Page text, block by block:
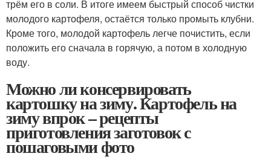
трём его в соли. В итоге имеем быстрый способ чистки
молодого картофеля, остаётся только промыть клубни.
Кроме того, молодой картофель легче почистить, если
положить его сначала в горячую, а потом в холодную
воду.
Можно ли консервировать
картошку на зиму. Картофель на
зиму впрок – рецепты
приготовления заготовок с
пошаговыми фото